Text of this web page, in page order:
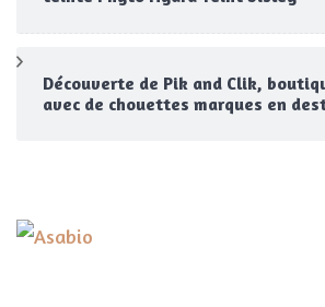
Découverte de Pik and Clik,
avec de chouettes marques en